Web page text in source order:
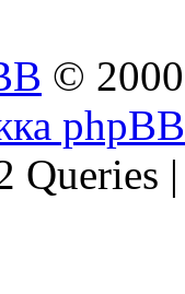
©
phpBB
Queries